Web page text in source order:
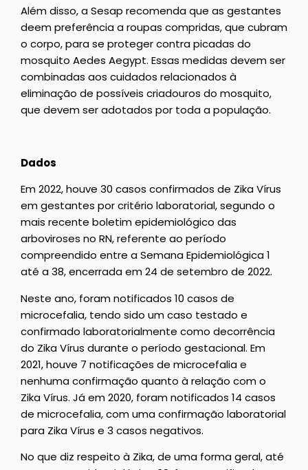
Além disso, a Sesap recomenda que as gestantes
deem preferência a roupas compridas, que cubram
o corpo, para se proteger contra picadas do
mosquito Aedes Aegypt. Essas medidas devem ser
combinadas aos cuidados relacionados à
eliminação de possíveis criadouros do mosquito,
que devem ser adotados por toda a população.
Dados
Em 2022, houve 30 casos confirmados de Zika Vírus
em gestantes por critério laboratorial, segundo o
mais recente boletim epidemiológico das
arboviroses no RN, referente ao período
compreendido entre a Semana Epidemiológica 1
até a 38, encerrada em 24 de setembro de 2022.
Neste ano, foram notificados 10 casos de
microcefalia, tendo sido um caso testado e
confirmado laboratorialmente como decorrência
do Zika Vírus durante o período gestacional. Em
2021, houve 7 notificações de microcefalia e
nenhuma confirmação quanto à relação com o
Zika Vírus. Já em 2020, foram notificados 14 casos
de microcefalia, com uma confirmação laboratorial
para Zika Vírus e 3 casos negativos.
No que diz respeito à Zika, de uma forma geral, até